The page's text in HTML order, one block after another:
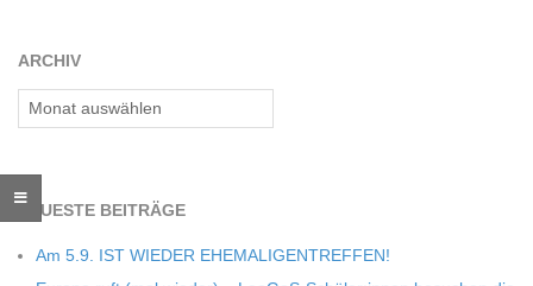
R
E
-
ARCHIV
Archiv
NEU­ESTE BEITRÄGE
Am 5.9. IST WIEDER EHEMALIGENTREFFEN!